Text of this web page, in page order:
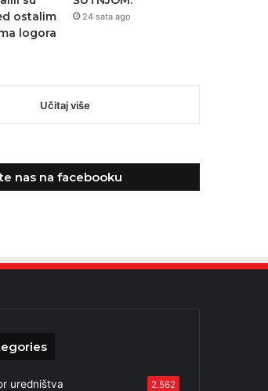
ostalim
logora
24 sata ago
Učitaj više
nas na facebooku
uredništva 2.562